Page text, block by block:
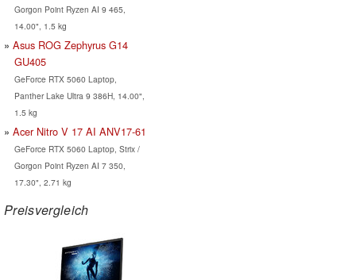
Gorgon Point Ryzen AI 9 465,
14.00", 1.5 kg
Asus ROG Zephyrus G14
GU405
GeForce RTX 5060 Laptop,
Panther Lake Ultra 9 386H, 14.00",
1.5 kg
Acer Nitro V 17 AI ANV17-61
GeForce RTX 5060 Laptop, Strix /
Gorgon Point Ryzen AI 7 350,
17.30", 2.71 kg
Preisvergleich